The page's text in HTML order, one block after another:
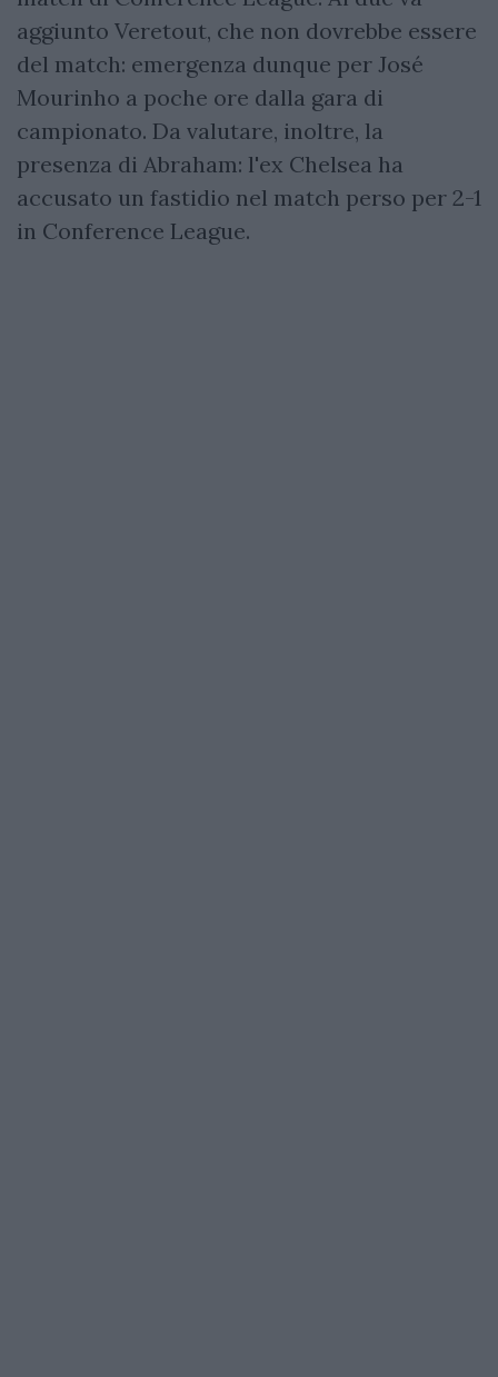
aggiunto Veretout, che non dovrebbe essere
del match: emergenza dunque per José
Mourinho a poche ore dalla gara di
campionato. Da valutare, inoltre, la
presenza di Abraham: l'ex Chelsea ha
accusato un fastidio nel match perso per 2-1
in Conference League.